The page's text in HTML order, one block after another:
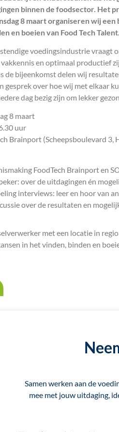
binnen de foodsector. Het
8 maart organiseren wij
en boeien van Food Tech Talent.
voedingsindustrie vraagt
en optimaal productief
de bijeenkomst delen wij
gesprek over hoe wij met elkaar
dag bezig zijn om lekker
8 maart
uur
Brainport (Scheepsboulevard 3,
FoodTech Brainport en
over de uitdagingen én
interviews: leer en hoor van
over de resultaten en
met een locatie in
in het vinden, binden en
Samen werken aan de
mee met jouw uitdaging,